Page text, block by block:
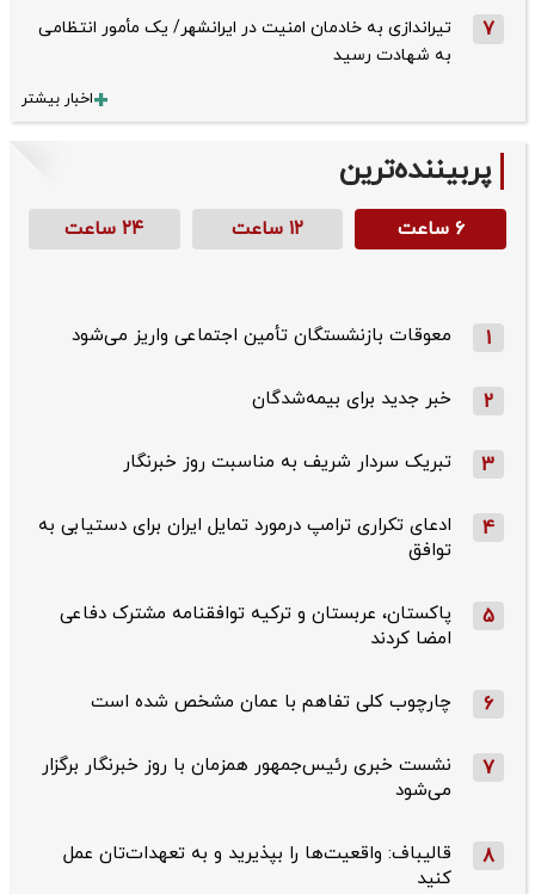
7
تیراندازی به خادمان امنیت در ایرانشهر/ یک مأمور انتظامی
به شهادت رسید
اخبار بیشتر
پربیننده‌ترین
۶ ساعت ۱۲ ساعت ۲۴ ساعت
1 معوقات بازنشستگان تأمین اجتماعی واریز می‌شود
2 خبر جدید برای بیمه‌شدگان
3 تبریک سردار شریف به مناسبت روز خبرنگار
4
ادعای تکراری ترامپ درمورد تمایل ایران برای دستیابی به
توافق
5
پاکستان، عربستان و ترکیه توافقنامه مشترک دفاعی
امضا کردند
6 چارچوب کلی تفاهم با عمان مشخص شده است
7
نشست خبری رئیس‌جمهور همزمان با روز خبرنگار برگزار
می‌شود
8
قالیباف: واقعیت‌ها را بپذیرید و به تعهدات‌تان عمل
کنید